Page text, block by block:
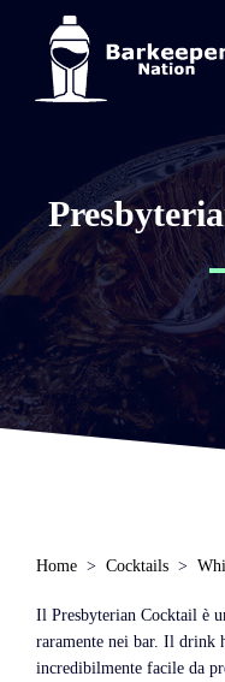
Home Cocktails
Il Presbyterian Cocktail è
raramente nei bar. Il drink
incredibilmente facile da